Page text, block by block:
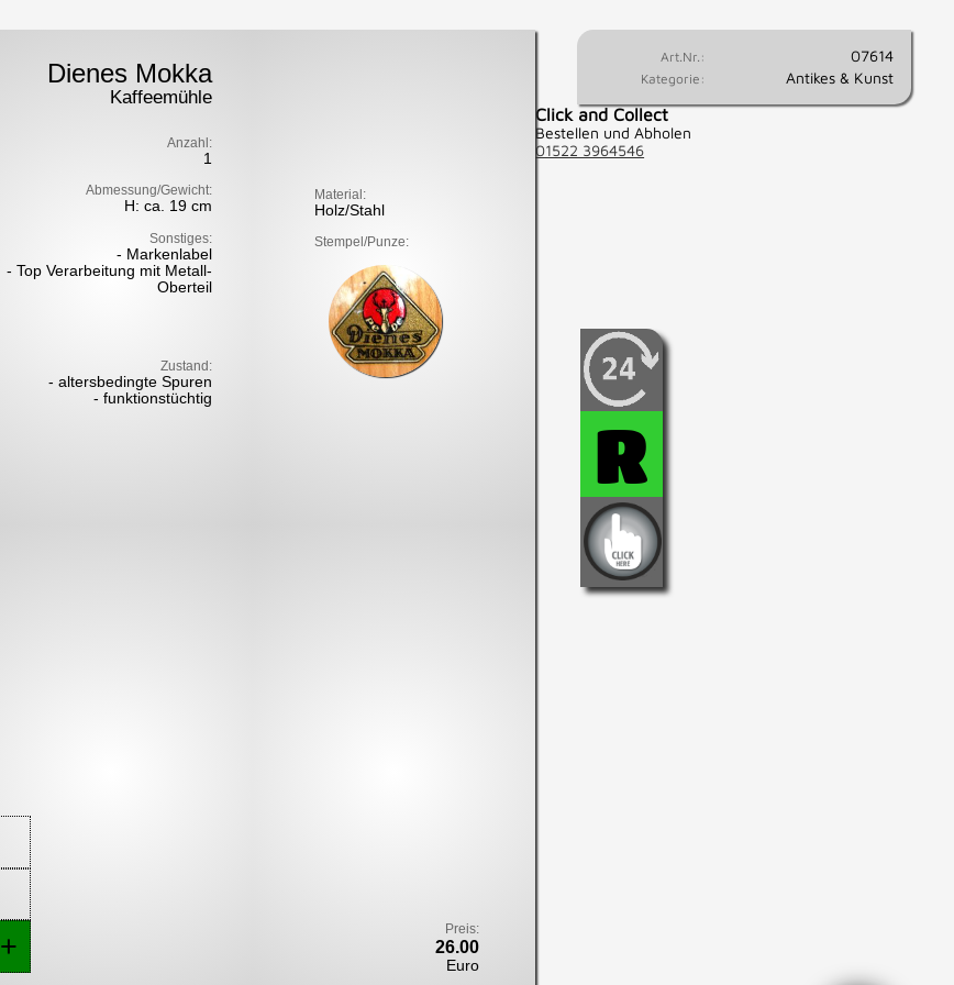
Dienes Mokka
Kaffeemühle
Anzahl:
1
Abmessung/Gewicht:
H: ca. 19 cm
Sonstiges:
- Markenlabel
- Top Verarbeitung mit Metall-
Oberteil
Zustand:
- altersbedingte Spuren
- funktionstüchtig
+
Material:
Holz/Stahl
Stempel/Punze:
Preis:
26.00
Euro
Art.Nr.: 07614
Kategorie: Antikes & Kunst
Click and Collect
Bestellen und Abholen
01522 3964546
R